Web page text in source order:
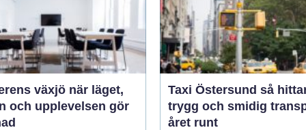
växjö när läget,
och upplevelsen gör
Taxi Östersund så hittar du
trygg och smidig
året runt